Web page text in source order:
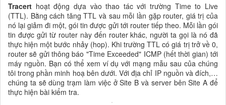
Tracert hoạt động dựa vào thao tác với trường Time to Live
(TTL). Bằng cách tăng TTL và sau mỗi lần gặp router, giá trị của
nó lại giảm đi một, gói tin được gửi tới router tiếp theo. Mỗi lần gói
tin được gửi từ router này đến router khác, người ta gọi là nó đã
thực hiện một bước nhảy (hop). Khi trường TTL có giá trị trở về 0,
router sẽ gửi thông báo "Time Exceeded" ICMP (hết thời gian) tới
máy nguồn. Bạn có thể xem ví dụ với mạng mẫu sau của chúng
tôi trong phần minh hoạ bên dưới. Với địa chỉ IP nguồn và đích,…
chúng ta sẽ dùng trạm làm việc ở Site B và server bên Site A để
thực hiện bài kiểm tra.